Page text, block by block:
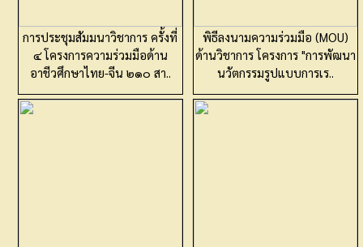
การประชุมสัมมนาวิชาการ ครั้งที่
๔ โครงการความร่วมมือด้าน
อาชีวศึกษาไทย-จีน ๒๑๐ สา..
พิธีลงนามความร่วมมือ (MOU)
ด้านวิชาการ โครงการ "การพัฒนา
นวัตกรรมรูปแบบการเร..